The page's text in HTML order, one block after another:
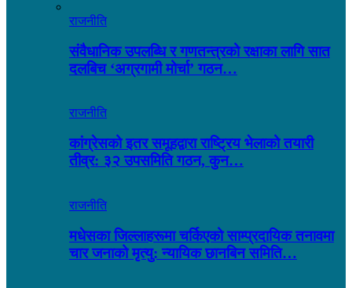
राजनीति
संवैधानिक उपलब्धि र गणतन्त्रको रक्षाका लागि सात
दलबिच ‘अग्रगामी मोर्चा’ गठन…
राजनीति
कांग्रेसको इतर समूहद्वारा राष्ट्रिय भेलाको तयारी
तीव्र: ३२ उपसमिति गठन, कुन…
राजनीति
मधेसका जिल्लाहरूमा चर्किएको साम्प्रदायिक तनावमा
चार जनाको मृत्यु: न्यायिक छानबिन समिति…